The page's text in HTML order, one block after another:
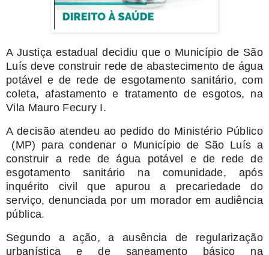
A Justiça estadual decidiu que o Município de São
Luís deve construir rede de abastecimento de água
potável e de rede de esgotamento sanitário, com
coleta, afastamento e tratamento de esgotos, na
Vila Mauro Fecury I.
A decisão atendeu ao pedido do Ministério Público
(MP) para condenar o Município de São Luís a
construir a rede de água potável e de rede de
esgotamento sanitário na comunidade, após
inquérito civil que apurou a precariedade do
serviço, denunciada por um morador em audiência
pública.
Segundo a ação, a ausência de regularização
urbanística e de saneamento básico na